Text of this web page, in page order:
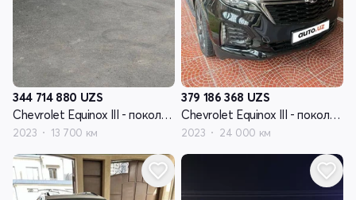
344 714 880 UZS
Chevrolet Equinox III - поколение рестайлинг
2023 13 700 км
379 186 368 UZS
Chevrolet Equinox III - поколение рестайлинг
2023 24 000 км